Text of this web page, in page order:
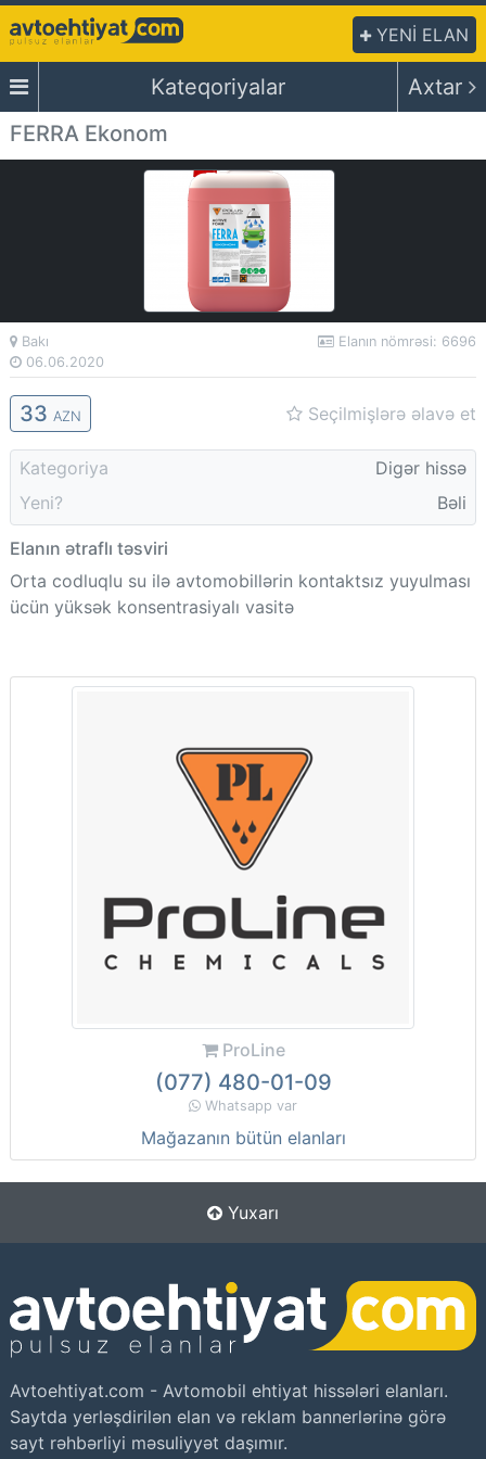
YENİ ELAN
Kateqoriyalar
Axtar
FERRA Ekonom
Bakı
06.06.2020
Elanın nömrəsi: 6696
33 AZN Seçilmişlərə əlavə et
Kategoriya
Digər hissə
Yeni?
Bəli
Elanın ətraflı təsviri
Orta codluqlu su ilə avtomobillərin kontaktsız yuyulması
ücün yüksək konsentrasiyalı vasitə
ProLine
(077) 480-01-09
Whatsapp var
Mağazanın bütün elanları
Yuxarı
Avtoehtiyat.com - Avtomobil ehtiyat hissələri elanları.
Saytda yerləşdirilən elan və reklam bannerlərinə görə
sayt rəhbərliyi məsuliyyət daşımır.